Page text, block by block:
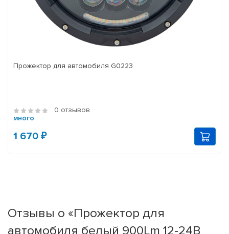
Прожектор для автомобиля G0223
0 отзывов
много
1 670 ₽
Отзывы о «Прожектор для
автомобиля белый 900Lm 12-24В